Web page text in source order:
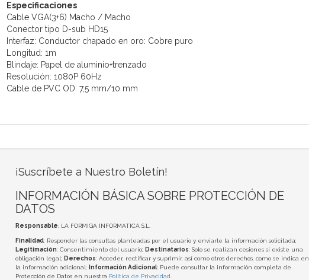
Especificaciones
Cable VGA(3+6) Macho / Macho
Conector tipo D-sub HD15
Interfaz: Conductor chapado en oro: Cobre puro
Longitud: 1m
Blindaje: Papel de aluminio+trenzado
Resolución: 1080P 60Hz
Cable de PVC OD: 7,5 mm/10 mm
¡Suscríbete a Nuestro Boletín!
INFORMACIÓN BÁSICA SOBRE PROTECCIÓN DE
DATOS
Responsable: LA FORMIGA INFORMATICA S.L.
Finalidad: Responder las consultas planteadas por el usuario y enviarle la información solicitada;
Legitimación: Consentimiento del usuario; Destinatarios: Solo se realizan cesiones si existe una
obligación legal; Derechos: Acceder, rectificar y suprimir, así como otros derechos, como se indica en
la información adicional;
Información Adicional: Puede consultar la información completa de
Protección de Datos en nuestra Política de Privacidad.